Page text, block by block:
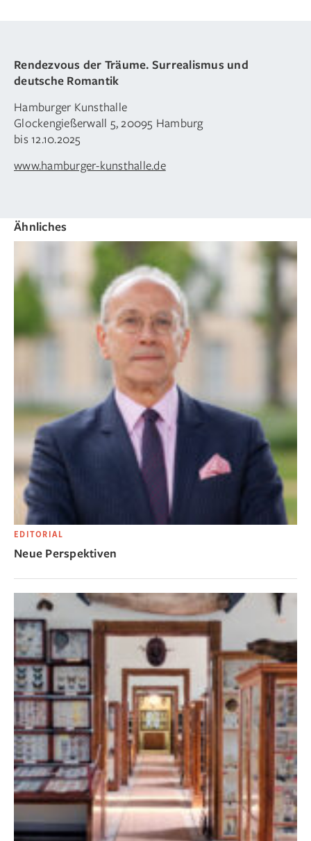
Rendezvous der Träume. Surrealismus und
deutsche Romantik
Hamburger Kunsthalle
Glockengießerwall 5, 20095 Hamburg
bis 12.10.2025
www.hamburger-kunsthalle.de
Ähnliches
EDITORIAL
Neue Perspektiven